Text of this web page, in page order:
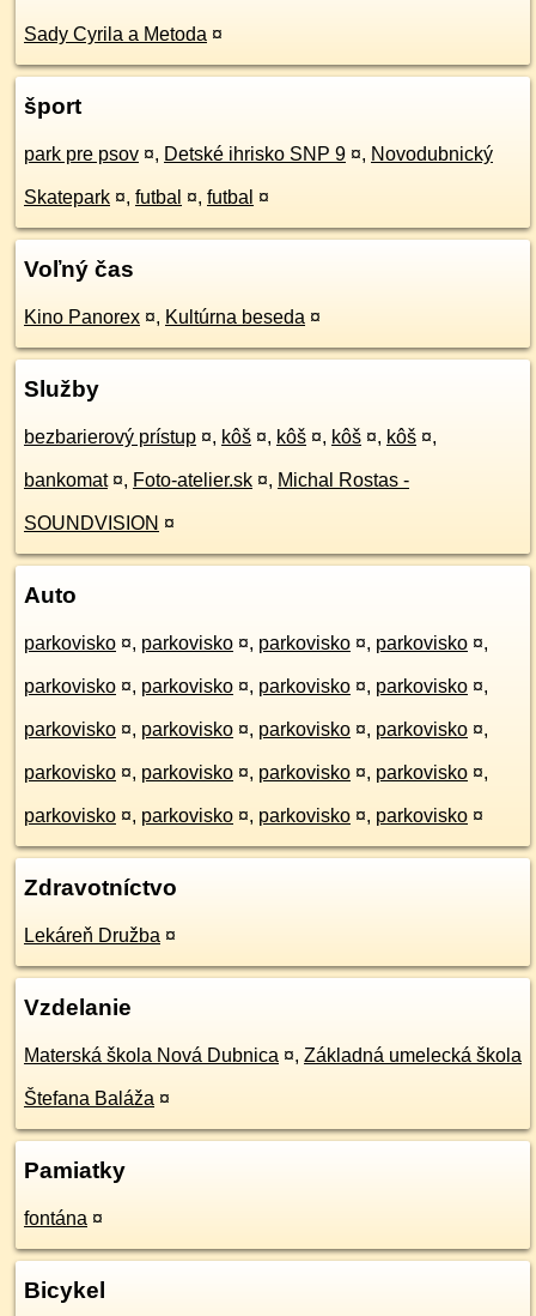
Sady Cyrila a Metoda ¤
šport
park pre psov ¤, Detské ihrisko SNP 9 ¤, Novodubnický
Skatepark ¤, futbal ¤, futbal ¤
Voľný čas
Kino Panorex ¤, Kultúrna beseda ¤
Služby
bezbarierový prístup ¤, kôš ¤, kôš ¤, kôš ¤, kôš ¤,
bankomat ¤, Foto-atelier.sk ¤, Michal Rostas -
SOUNDVISION ¤
Auto
parkovisko ¤, parkovisko ¤, parkovisko ¤, parkovisko ¤,
parkovisko ¤, parkovisko ¤, parkovisko ¤, parkovisko ¤,
parkovisko ¤, parkovisko ¤, parkovisko ¤, parkovisko ¤,
parkovisko ¤, parkovisko ¤, parkovisko ¤, parkovisko ¤,
parkovisko ¤, parkovisko ¤, parkovisko ¤, parkovisko ¤
Zdravotníctvo
Lekáreň Družba ¤
Vzdelanie
Materská škola Nová Dubnica ¤, Základná umelecká škola
Štefana Baláža ¤
Pamiatky
fontána ¤
Bicykel